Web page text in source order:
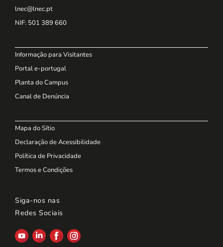
lnec@lnec.pt
NIF: 501 389 660
Informação para Visitantes
Portal e-portugal
Planta do Campus
Canal de Denúncia
Mapa do Sítio
Declaração de Acessibilidade
Política de Privacidade
Termos e Condições
Siga-nos nas
Redes Sociais